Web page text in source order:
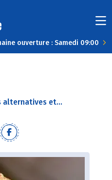
ouverture : Samedi 09:00
alternatives et...